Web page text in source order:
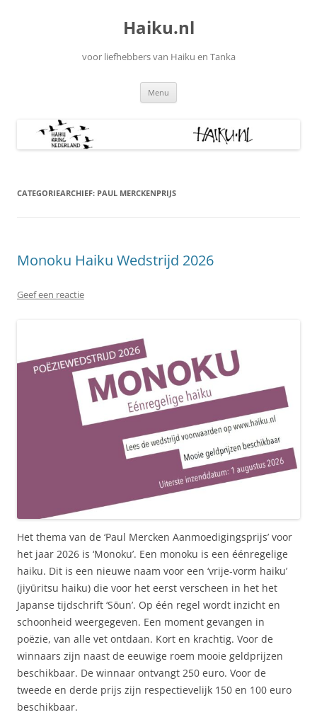
Haiku.nl
voor liefhebbers van Haiku en Tanka
Menu
CATEGORIEARCHIEF: PAUL MERCKENPRIJS
Monoku Haiku Wedstrijd 2026
Geef een reactie
Het thema van de ‘Paul Mercken Aanmoedigingsprijs’ voor
het jaar 2026 is ‘Monoku’. Een monoku is een éénregelige
haiku. Dit is een nieuwe naam voor een ‘vrije-vorm haiku’
(jiyūritsu haiku) die voor het eerst verscheen in het het
Japanse tijdschrift ‘Sōun’. Op één regel wordt inzicht en
schoonheid weergegeven. Een moment gevangen in
poëzie, van alle vet ontdaan. Kort en krachtig. Voor de
winnaars zijn naast de eeuwige roem mooie geldprijzen
beschikbaar. De winnaar ontvangt 250 euro. Voor de
tweede en derde prijs zijn respectievelijk 150 en 100 euro
beschikbaar.